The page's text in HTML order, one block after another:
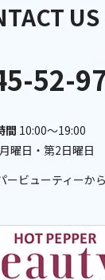
US
52-
間 10:00～19:00
月曜日・第2日曜日
ービューティーか